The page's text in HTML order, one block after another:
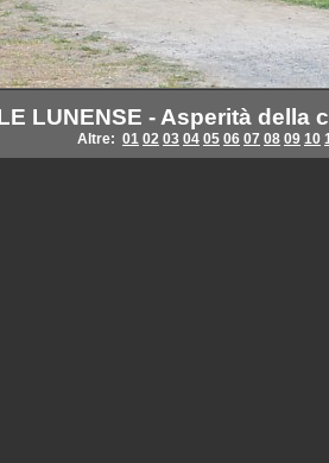
LUNENSE - Asperità della
Altre: 01 02 03 04 05 06 07 08 09 10